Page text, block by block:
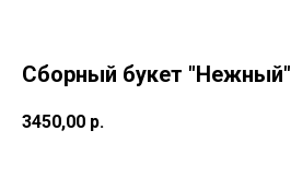
Сборный букет "Нежный"
3450,00 р.